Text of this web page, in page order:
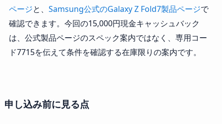
ページと、 Samsung公式のGalaxy Z Fold7製品ページで
確認できます。今回の15,000円現金キャッシュバック
は、公式製品ページのスペック案内ではなく、専用コー
ド7715を伝えて条件を確認する在庫限りの案内です。
申し込み前に見る点